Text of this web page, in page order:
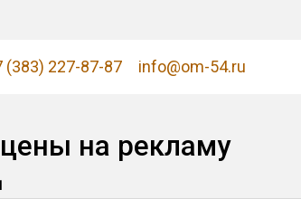
(383) 227-87-87 info@om-54.ru
на рекламу